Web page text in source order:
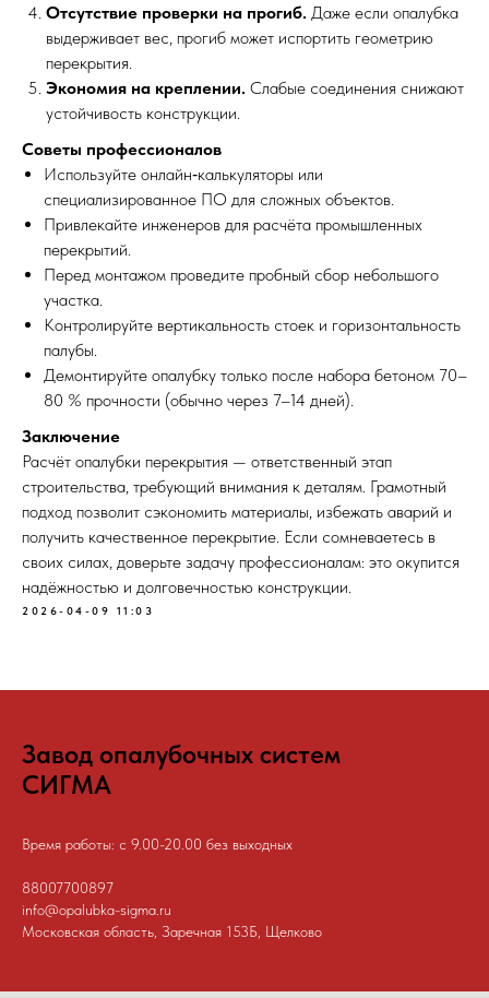
Отсутствие проверки на прогиб. Даже если опалубка
выдерживает вес, прогиб может испортить геометрию
перекрытия.
Экономия на креплении. Слабые соединения снижают
устойчивость конструкции.
Советы профессионалов
Используйте онлайн‑калькуляторы или
специализированное ПО для сложных объектов.
Привлекайте инженеров для расчёта промышленных
перекрытий.
Перед монтажом проведите пробный сбор небольшого
участка.
Контролируйте вертикальность стоек и горизонтальность
палубы.
Демонтируйте опалубку только после набора бетоном 70–
80 % прочности (обычно через 7–14 дней).
Заключение
Расчёт опалубки перекрытия — ответственный этап
строительства, требующий внимания к деталям. Грамотный
подход позволит сэкономить материалы, избежать аварий и
получить качественное перекрытие. Если сомневаетесь в
своих силах, доверьте задачу профессионалам: это окупится
надёжностью и долговечностью конструкции.
2026-04-09 11:03
Завод опалубочных систем
СИГМА
Время работы: с 9.00-20.00 без выходных
88007700897
info@opalubka-sigma.ru
Московская область, Заречная 153Б, Щелково